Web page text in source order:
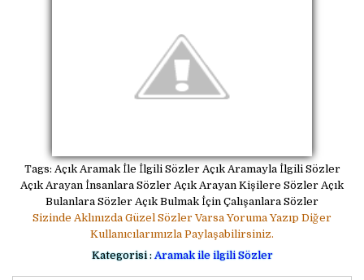
Tags: Açık Aramak İle İlgili Sözler Açık Aramayla İlgili Sözler
Açık Arayan İnsanlara Sözler Açık Arayan Kişilere Sözler Açık
Bulanlara Sözler Açık Bulmak İçin Çalışanlara Sözler
Sizinde Aklınızda Güzel Sözler Varsa Yoruma Yazıp Diğer
Kullanıcılarımızla Paylaşabilirsiniz.
Kategorisi : Aramak ile ilgili Sözler